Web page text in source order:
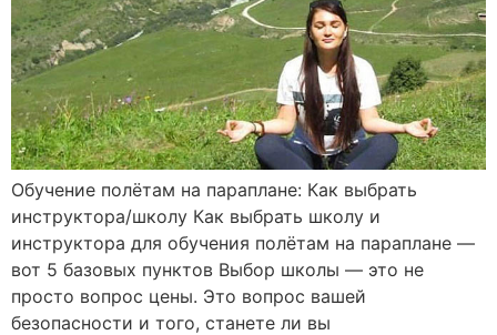
Обучение полётам на параплане: Как выбрать
инструктора/школу Как выбрать школу и
инструктора для обучения полётам на параплане —
вот 5 базовых пунктов Выбор школы — это не
просто вопрос цены. Это вопрос вашей
безопасности и того, станете ли вы